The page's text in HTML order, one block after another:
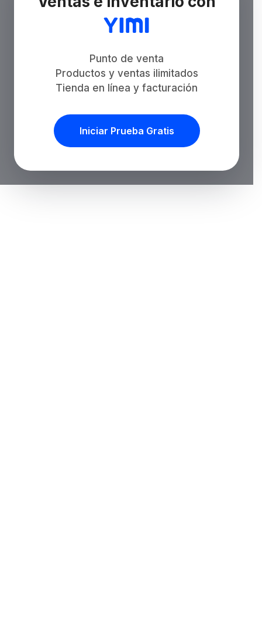
Punto de venta
Productos y ventas ilimitados
Tienda en línea y facturación
Iniciar Prueba Gratis